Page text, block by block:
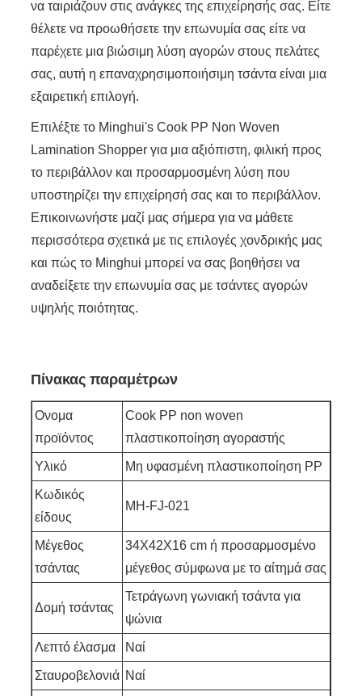
να ταιριάζουν στις ανάγκες της επιχείρησής σας. Είτε
θέλετε να προωθήσετε την επωνυμία σας είτε να
παρέχετε μια βιώσιμη λύση αγορών στους πελάτες
σας, αυτή η επαναχρησιμοποιήσιμη τσάντα είναι μια
εξαιρετική επιλογή.
Επιλέξτε το Minghui's Cook PP Non Woven
Lamination Shopper για μια αξιόπιστη, φιλική προς
το περιβάλλον και προσαρμοσμένη λύση που
υποστηρίζει την επιχείρησή σας και το περιβάλλον.
Επικοινωνήστε μαζί μας σήμερα για να μάθετε
περισσότερα σχετικά με τις επιλογές χονδρικής μας
και πώς το Minghui μπορεί να σας βοηθήσει να
αναδείξετε την επωνυμία σας με τσάντες αγορών
υψηλής ποιότητας.
Πίνακας παραμέτρων
Ονομα
προϊόντος
Cook PP non woven
πλαστικοποίηση αγοραστής
Υλικό Μη υφασμένη πλαστικοποίηση PP
Κωδικός
είδους
MH-FJ-021
Μέγεθος
τσάντας
34X42X16 cm ή προσαρμοσμένο
μέγεθος σύμφωνα με το αίτημά σας
Δομή τσάντας
Τετράγωνη γωνιακή τσάντα για
ψώνια
Λεπτό έλασμα Ναί
Σταυροβελονιά Ναί